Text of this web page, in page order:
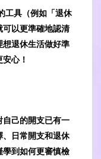
工具（例如「退休
可以更準確地認清
想退休生活做好準
心！
自己的開支已有一
、日常開支和退休
學到如何更審慎檢